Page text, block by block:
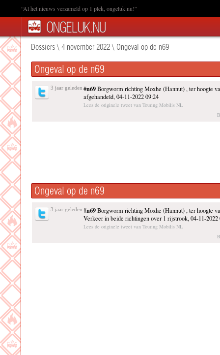
“Al het nieuws verzameld op 1 plek, ongeluk.nu!”
Dossiers\ 4 november 2022\ Ongeval op de n69
Ongeval op de n69
3 jaar geleden #n69Borgworm richting Moxhe (Hannut) , ter hoogte
afgehandeld, 04-11-2022 09:24
Lees de originele tweet van Touring Mobilis NL
Ongeval op de n69
3 jaar geleden #n69Borgworm richting Moxhe (Hannut) , ter hoogte
Verkeer in beide richtingen over 1 rijstrook, 04-11-2022
Lees de originele tweet van Touring Mobilis NL